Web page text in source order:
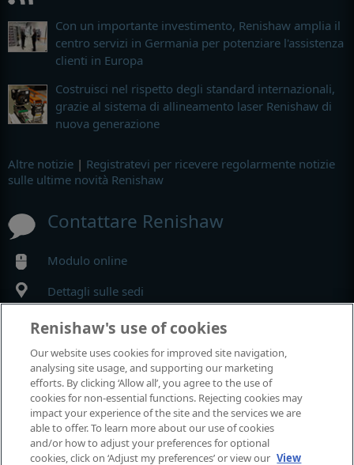
Con un importante investimento, Renishaw amplia il
centro servizi in Germania per potenziare l'assistenza
clienti in Europa
Costruisci nel rispetto degli standard internazionali,
grazie al sistema di allineamento laser Renishaw di
nuova generazione
Altre notizie | Registratevi per ricevere regolarmente notizie
sulle ultime novità Renishaw
Contattare Renishaw
Modulo online
Dettagli sulle sedi
MyRenishaw
Negozio online
Fiere e conferenze
Renishaw's use of cookies
Our website uses cookies for improved site navigation,
analysing site usage, and supporting our marketing
efforts. By clicking ‘Allow all’, you agree to the use of
cookies for non-essential functions. Rejecting cookies may
impact your experience of the site and the services we are
able to offer. To learn more about our use of cookies
and/or how to adjust your preferences for optional
cookies, click on ‘Adjust my preferences’ or view our View